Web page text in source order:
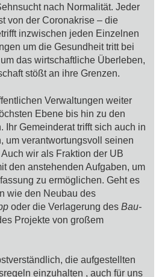
nach Normalität. Jeder
von der Coronakrise – die
inzwischen jeden Einzelnen
um die Gesundheit tritt bei
das wirtschaftliche Überleben,
stößt an ihre Grenzen.
Verwaltungen weiter
Ebene bis hin zu den
Ihr Gemeinderat trifft sich auch in
um verantwortungsvoll seinen
wir als Fraktion der UB
den anstehenden Aufgaben, um
zu ermöglichen. Geht es
wie den Neubau des
oder die Verlagerung des Bau-
Projekte von großem
die aufgestellten
einzuhalten , auch für uns